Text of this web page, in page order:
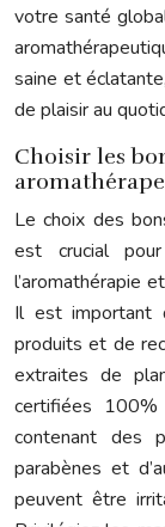
votre santé
saine et
de plaisir au
Choisir les
Le choix des
est crucial
l’aromathérapie
Il est important
produits et de
extraites de
certifiées
contenant des
parabènes et
peuvent être